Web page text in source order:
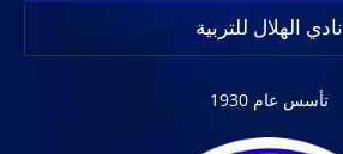
نادي الهلال للتربية
تأسس عام 1930